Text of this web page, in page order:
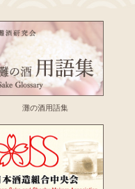
灘の酒用語集